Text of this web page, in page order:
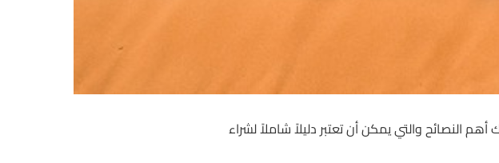
أهمالنصائحوالتي يمكن أن تعتبر دليلاً شاملاً لشراء